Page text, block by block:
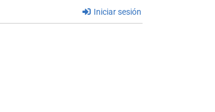
Iniciar sesión